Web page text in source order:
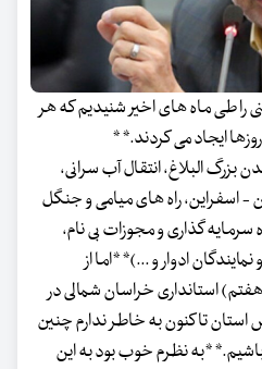
را طی ماه های اخیر شنیدیم که هر
روزها ایجاد می کردند.* *
بزرگ البلاغ، انتقال آب سرانی،
- اسفراین، راه های میامی و جنگل
گذاری و مجوزات بی نام،
ادوار و ...)* *اما از
استانداری خراسان شمالی در
استان تا کنون به خاطر ندارم چنین
*به نظرم خوب بود به این